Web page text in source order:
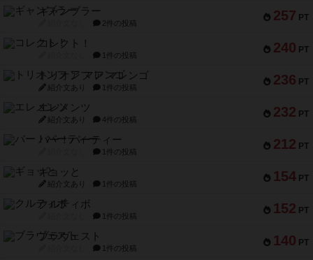
257 PT
ギャンブラー
2件の投稿
240 PT
コレクト！
1件の投稿
236 PT
トリオンフ ア マレンゴ
紹介文あり 1件の投稿
232 PT
エレメンツ
紹介文あり 4件の投稿
212 PT
バー！パーティー
1件の投稿
154 PT
ギョッと
紹介文あり 1件の投稿
152 PT
クルティボ
1件の投稿
140 PT
ブラヴェスト
1件の投稿